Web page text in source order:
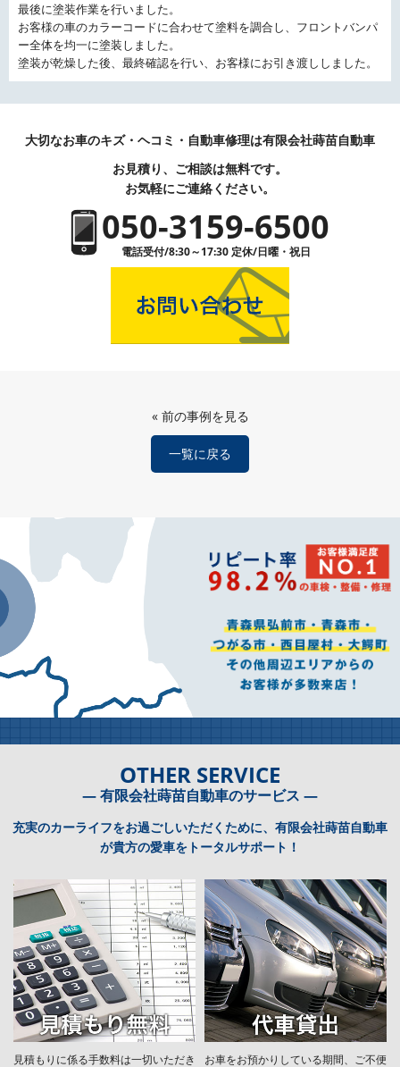
最後に塗装作業を行いました。
お客様の車のカラーコードに合わせて塗料を調合し、フロントバンパ
ー全体を均一に塗装しました。
塗装が乾燥した後、最終確認を行い、お客様にお引き渡ししました。
大切なお車のキズ・ヘコミ・自動車修理は有限会社蒔苗自動車
お見積り、ご相談は無料です。
お気軽にご連絡ください。
050-3159-6500
電話受付/8:30～17:30 定休/日曜・祝日
« 前の事例を見る
一覧に戻る
OTHER SERVICE
― 有限会社蒔苗自動車のサービス ―
充実のカーライフをお過ごしいただくために、有限会社蒔苗自動車
が貴方の愛車をトータルサポート！
見積もりに係る手数料は一切いただき
お車をお預かりしている期間、ご不便